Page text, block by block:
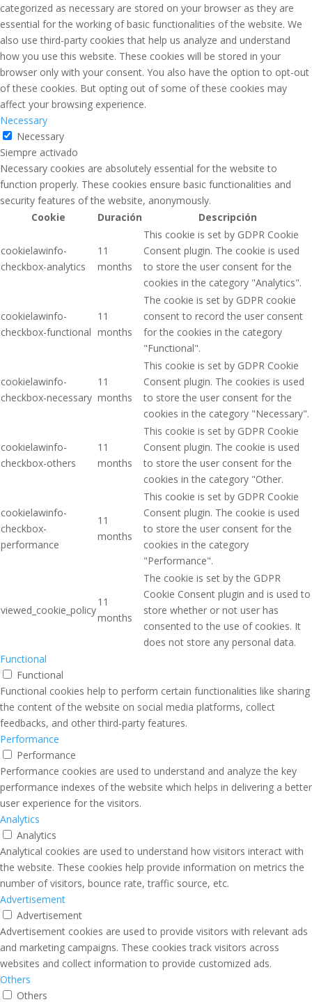
categorized as necessary are stored on your browser as they are
essential for the working of basic functionalities of the website. We
also use third-party cookies that help us analyze and understand
how you use this website. These cookies will be stored in your
browser only with your consent. You also have the option to opt-out
of these cookies. But opting out of some of these cookies may
affect your browsing experience.
Necessary
Necessary
Siempre activado
Necessary cookies are absolutely essential for the website to
function properly. These cookies ensure basic functionalities and
security features of the website, anonymously.
Cookie
Duración Descripción
cookielawinfo-
checkbox-analytics
11
months
This cookie is set by GDPR Cookie
Consent plugin. The cookie is used
to store the user consent for the
cookies in the category "Analytics".
cookielawinfo-
checkbox-functional
11
months
The cookie is set by GDPR cookie
consent to record the user consent
for the cookies in the category
"Functional".
cookielawinfo-
checkbox-necessary
11
months
This cookie is set by GDPR Cookie
Consent plugin. The cookies is used
to store the user consent for the
cookies in the category "Necessary".
cookielawinfo-
checkbox-others
11
months
This cookie is set by GDPR Cookie
Consent plugin. The cookie is used
to store the user consent for the
cookies in the category "Other.
cookielawinfo-
checkbox-
performance
11
months
This cookie is set by GDPR Cookie
Consent plugin. The cookie is used
to store the user consent for the
cookies in the category
"Performance".
viewed_cookie_policy
11
months
The cookie is set by the GDPR
Cookie Consent plugin and is used to
store whether or not user has
consented to the use of cookies. It
does not store any personal data.
Functional
Functional
Functional cookies help to perform certain functionalities like sharing
the content of the website on social media platforms, collect
feedbacks, and other third-party features.
Performance
Performance
Performance cookies are used to understand and analyze the key
performance indexes of the website which helps in delivering a better
user experience for the visitors.
Analytics
Analytics
Analytical cookies are used to understand how visitors interact with
the website. These cookies help provide information on metrics the
number of visitors, bounce rate, traffic source, etc.
Advertisement
Advertisement
Advertisement cookies are used to provide visitors with relevant ads
and marketing campaigns. These cookies track visitors across
websites and collect information to provide customized ads.
Others
Others